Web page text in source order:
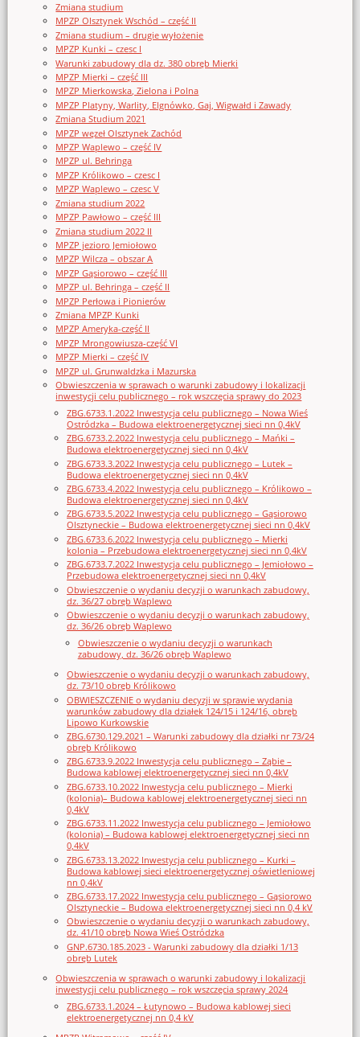
Zmiana studium
MPZP Olsztynek Wschód – część II
Zmiana studium – drugie wyłożenie
MPZP Kunki – czesc I
Warunki zabudowy dla dz. 380 obręb Mierki
MPZP Mierki – część III
MPZP Mierkowska, Zielona i Polna
MPZP Platyny, Warlity, Elgnówko, Gaj, Wigwałd i Zawady
Zmiana Studium 2021
MPZP węzeł Olsztynek Zachód
MPZP Waplewo – część IV
MPZP ul. Behringa
MPZP Królikowo – czesc I
MPZP Waplewo – czesc V
Zmiana studium 2022
MPZP Pawłowo – część III
Zmiana studium 2022 II
MPZP jezioro Jemiołowo
MPZP Wilcza – obszar A
MPZP Gąsiorowo – część III
MPZP ul. Behringa – część II
MPZP Perłowa i Pionierów
Zmiana MPZP Kunki
MPZP Ameryka-część II
MPZP Mrongowiusza-część VI
MPZP Mierki – część IV
MPZP ul. Grunwaldzka i Mazurska
Obwieszczenia w sprawach o warunki zabudowy i lokalizacji
inwestycji celu publicznego – rok wszczęcia sprawy do 2023
ZBG.6733.1.2022 Inwestycja celu publicznego – Nowa Wieś
Ostródzka – Budowa elektroenergetycznej sieci nn 0,4kV
ZBG.6733.2.2022 Inwestycja celu publicznego – Mańki –
Budowa elektroenergetycznej sieci nn 0,4kV
ZBG.6733.3.2022 Inwestycja celu publicznego – Lutek –
Budowa elektroenergetycznej sieci nn 0,4kV
ZBG.6733.4.2022 Inwestycja celu publicznego – Królikowo –
Budowa elektroenergetycznej sieci nn 0,4kV
ZBG.6733.5.2022 Inwestycja celu publicznego – Gąsiorowo
Olsztyneckie – Budowa elektroenergetycznej sieci nn 0,4kV
ZBG.6733.6.2022 Inwestycja celu publicznego – Mierki
kolonia – Przebudowa elektroenergetycznej sieci nn 0,4kV
ZBG.6733.7.2022 Inwestycja celu publicznego – Jemiołowo –
Przebudowa elektroenergetycznej sieci nn 0,4kV
Obwieszczenie o wydaniu decyzji o warunkach zabudowy,
dz. 36/27 obręb Waplewo
Obwieszczenie o wydaniu decyzji o warunkach zabudowy,
dz. 36/26 obręb Waplewo
Obwieszczenie o wydaniu decyzji o warunkach
zabudowy, dz. 36/26 obręb Waplewo
Obwieszczenie o wydaniu decyzji o warunkach zabudowy,
dz. 73/10 obręb Królikowo
OBWIESZCZENIE o wydaniu decyzji w sprawie wydania
warunków zabudowy dla działek 124/15 i 124/16, obręb
Lipowo Kurkowskie
ZBG.6730.129.2021 – Warunki zabudowy dla działki nr 73/24
obręb Królikowo
ZBG.6733.9.2022 Inwestycja celu publicznego – Ząbie –
Budowa kablowej elektroenergetycznej sieci nn 0,4kV
ZBG.6733.10.2022 Inwestycja celu publicznego – Mierki
(kolonia)– Budowa kablowej elektroenergetycznej sieci nn
0,4kV
ZBG.6733.11.2022 Inwestycja celu publicznego – Jemiołowo
(kolonia) – Budowa kablowej elektroenergetycznej sieci nn
0,4kV
ZBG.6733.13.2022 Inwestycja celu publicznego – Kurki –
Budowa kablowej sieci elektroenergetycznej oświetleniowej
nn 0,4kV
ZBG.6733.17.2022 Inwestycja celu publicznego – Gąsiorowo
Olsztyneckie – Budowa elektroenergetycznej sieci nn 0,4 kV
Obwieszczenie o wydaniu decyzji o warunkach zabudowy,
dz. 41/10 obręb Nowa Wieś Ostródzka
GNP.6730.185.2023 - Warunki zabudowy dla działki 1/13
obręb Lutek
Obwieszczenia w sprawach o warunki zabudowy i lokalizacji
inwestycji celu publicznego – rok wszczęcia sprawy 2024
ZBG.6733.1.2024 – Łutynowo – Budowa kablowej sieci
elektroenergetycznej nn 0,4 kV